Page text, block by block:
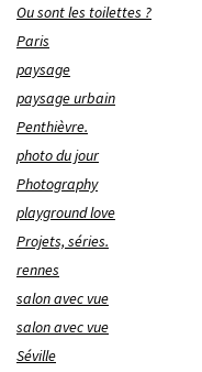
Ou sont les toilettes ?
Paris
paysage
paysage urbain
Penthièvre.
photo du jour
Photography
playground love
Projets, séries.
rennes
salon avec vue
salon avec vue
Séville